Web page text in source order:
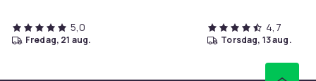
5,0
fredag, 21 aug.
4,7
torsdag, 13 aug.